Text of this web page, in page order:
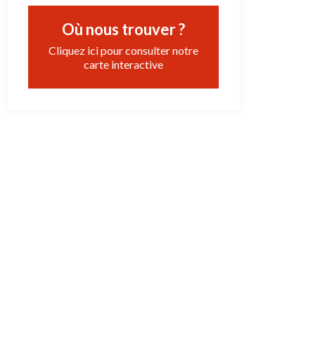
Où nous trouver ?
Cliquez ici pour consulter notre
carte interactive